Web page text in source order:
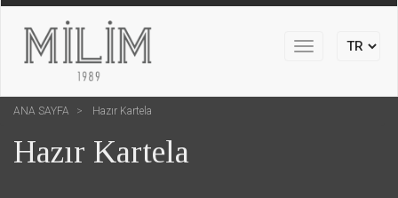
Toggle
ANA SAYFA Hazır Kartela
Hazır Kartela